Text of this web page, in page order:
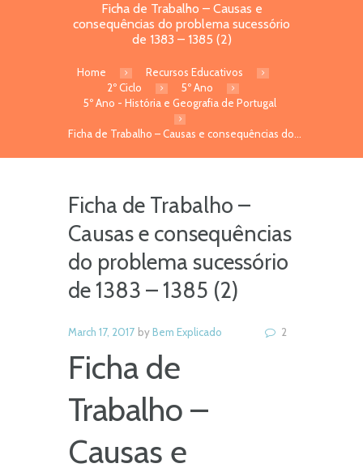
Ficha de Trabalho – Causas e
consequências do problema sucessório
de 1383 – 1385 (2)
Home
Recursos Educativos
2º Ciclo
5º Ano
5º Ano - História e Geografia de Portugal
Ficha de Trabalho – Causas e consequências do...
Ficha de Trabalho –
Causas e consequências
do problema sucessório
de 1383 – 1385 (2)
March 17, 2017 byBem Explicado 2
Ficha de
Trabalho –
Causas e